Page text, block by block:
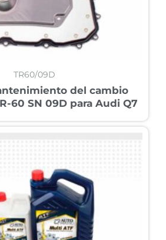
TR60/09D
del cambio
60 SN 09D para Audi Q7